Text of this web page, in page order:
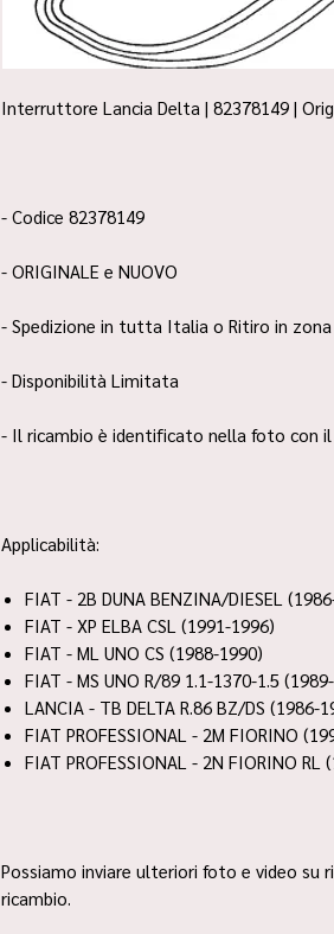
Interruttore Lancia Delta | 82378149 |
- Codice 82378149
- ORIGINALE e NUOVO
- Spedizione in tutta Italia o Ritiro in zona
- Disponibilità Limitata
- Il ricambio è identificato nella foto con
Applicabilità:
FIAT - 2B DUNA BENZINA/DIESEL
FIAT - XP ELBA CSL (1991-1996)
FIAT - ML UNO CS (1988-1990)
FIAT - MS UNO R/89 1.1-1370-1.5
LANCIA - TB DELTA R.86 BZ/DS (1986-
FIAT PROFESSIONAL - 2M FIORINO
FIAT PROFESSIONAL - 2N FIORINO RL
Possiamo inviare ulteriori foto e video su
ricambio.